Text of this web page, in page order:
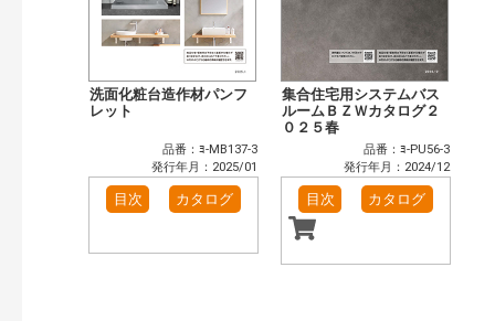
洗面化粧台造作材パンフ
レット
品番：ﾖ-MB137-3
発行年月：2025/01
目次 カタログ
集合住宅用システムバス
ルームＢＺＷカタログ２
０２５春
品番：ﾖ-PU56-3
発行年月：2024/12
目次 カタログ